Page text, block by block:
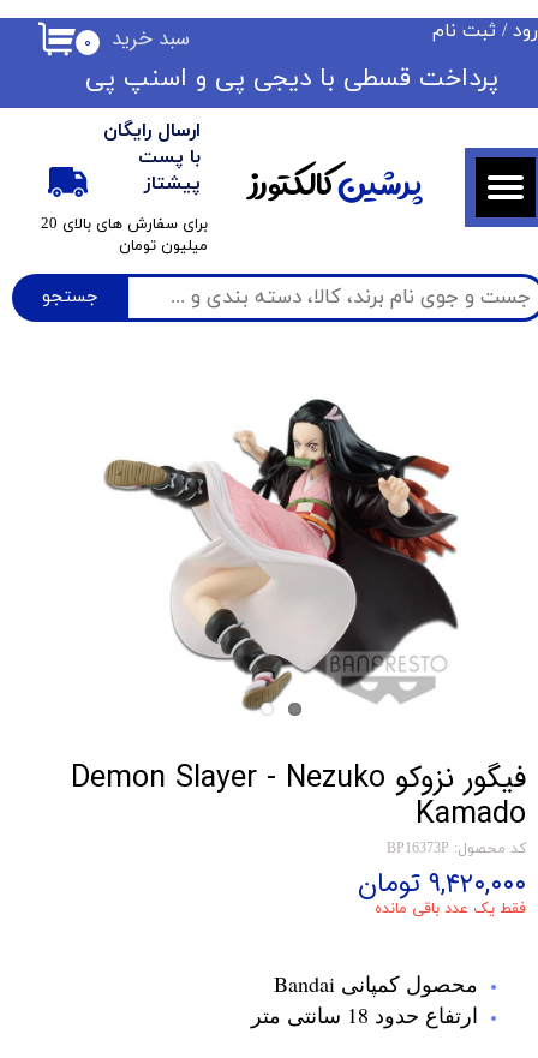
جستجو
ارسال رایگان
با پست
پیشتاز
​برای سفارش های بالای 20
میلیون تومان
۰ سبد خرید / ثبت نام
حساب کاربری من
تغییر گذر واژه
سفارشات
خروج از حساب کاربری
​​پرداخت قسطی با دیجی پی ​​​​​​​و اسنپ پی
پرشینکالکتورز
فیگور نزوکو Demon Slayer - Nezuko
Kamado
کد محصول: BP16373P
۹,۴۲۰,۰۰۰ تومان
فقط یک عدد باقی مانده
محصول کمپانی Bandai
ارتفاع حدود 18 سانتی متر